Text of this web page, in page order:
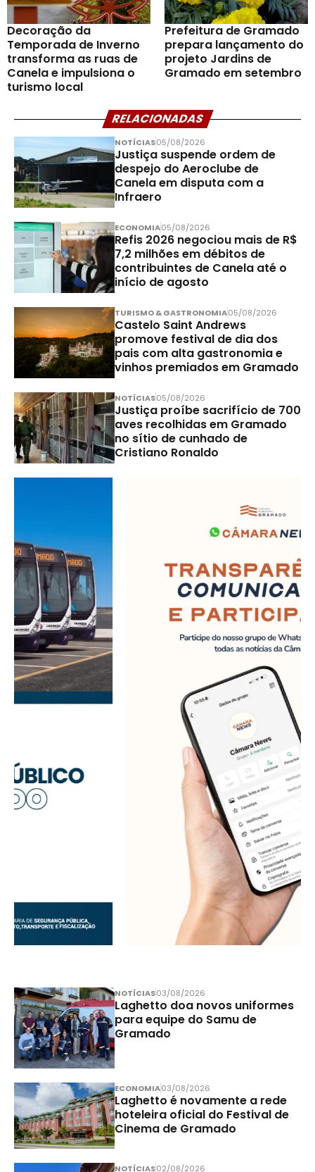
Decoração da
Temporada de Inverno
transforma as ruas de
Canela e impulsiona o
turismo local
Prefeitura de Gramado
prepara lançamento do
projeto Jardins de
Gramado em setembro
RELACIONADAS
NOTÍCIAS05/08/2026
Justiça suspende ordem de
despejo do Aeroclube de
Canela em disputa com a
Infraero
ECONOMIA05/08/2026
Refis 2026 negociou mais de R$
7,2 milhões em débitos de
contribuintes de Canela até o
início de agosto
TURISMO & GASTRONOMIA05/08/2026
Castelo Saint Andrews
promove festival de dia dos
pais com alta gastronomia e
vinhos premiados em Gramado
NOTÍCIAS05/08/2026
Justiça proíbe sacrifício de 700
aves recolhidas em Gramado
no sítio de cunhado de
Cristiano Ronaldo
NOTÍCIAS03/08/2026
Laghetto doa novos uniformes
para equipe do Samu de
Gramado
ECONOMIA03/08/2026
Laghetto é novamente a rede
hoteleira oficial do Festival de
Cinema de Gramado
NOTÍCIAS02/08/2026